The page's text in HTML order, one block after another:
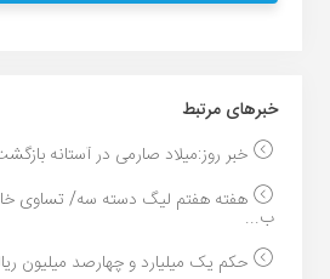
خبر‌های مرتبط
خبر روز:میلاد صارمی در آستانه
هفته هفتم لیگ دسته سه/ تساوی
ب...
حکم یک میلیارد و چهارصد میلیون